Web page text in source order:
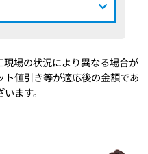
場の状況により異なる場合が
値引き等が適応後の金額であ
ます。